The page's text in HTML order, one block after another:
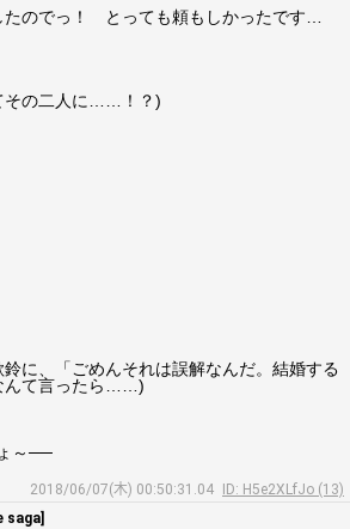
のでっ！ とっても頼もしかったです…
その二人に……！？)
に、「ごめんそれは誤解なんだ。結婚する
んて言ったら……)
～──
2018/06/07(木) 00:50:31.04
ID: H5e2XLfJo (13)
saga]